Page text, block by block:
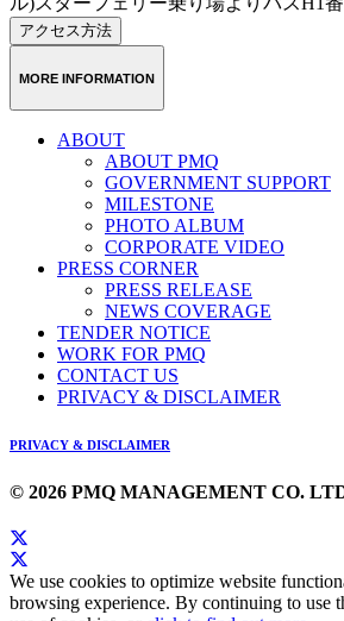
アクセス方法
MORE INFORMATION
ABOUT
ABOUT PMQ
GOVERNMENT SUPPORT
MILESTONE
PHOTO ALBUM
CORPORATE VIDEO
PRESS CORNER
PRESS RELEASE
NEWS COVERAGE
TENDER NOTICE
WORK FOR PMQ
CONTACT US
PRIVACY & DISCLAIMER
PRIVACY & DISCLAIMER
© 2026 PMQ MANAGEMENT CO.
We use cookies to optimize website
browsing experience. By continuing to use